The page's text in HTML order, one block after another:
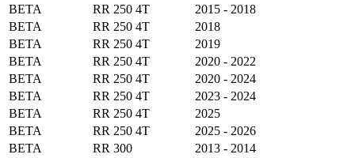
BETA
RR 250 4T
2015 - 2018
BETA
RR 250 4T
2018
BETA
RR 250 4T
2019
BETA
RR 250 4T
2020 - 2022
BETA
RR 250 4T
2020 - 2024
BETA
RR 250 4T
2023 - 2024
BETA
RR 250 4T
2025
BETA
RR 250 4T
2025 - 2026
BETA
RR 300
2013 - 2014